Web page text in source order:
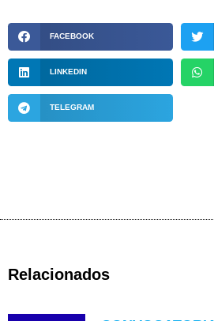
FACEBOOK
LINKEDIN
TELEGRAM
Relacionados